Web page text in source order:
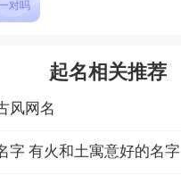
对吗
起名相关推荐
风网名
字 有火和土寓意好的名字